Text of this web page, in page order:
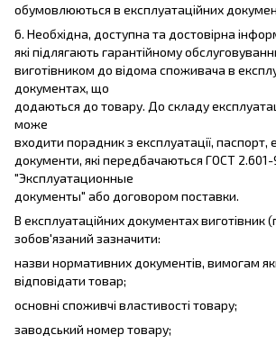
обумовлюються в експлуатаційних
6. Необхідна, доступна та достовірна
які підлягають гарантійному
виготівником до відома споживача в
документах, що
додаються до товару. До складу
може
входити порадник з експлуатації, паспорт,
документи, які передбачаються ГОСТ 2.601-
"Эксплуатационные
документы" або договором поставки.
В експлуатаційних документах виготівник
зобов'язаний зазначити:
назви нормативних документів, вимогам
відповідати товар;
основні споживчі властивості товару;
заводський номер товару;